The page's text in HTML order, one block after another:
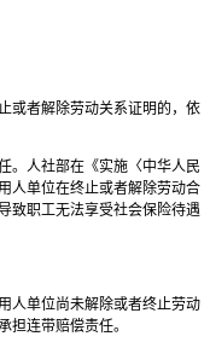
或者解除劳动关系证明的，依
。人社部在《实施〈中华人民
人单位在终止或者解除劳动合
致职工无法享受社会保险待遇
人单位尚未解除或者终止劳动
担连带赔偿责任。